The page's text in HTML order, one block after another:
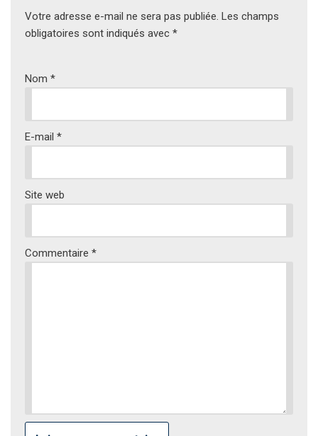
Votre adresse e-mail ne sera pas publiée. Les champs
obligatoires sont indiqués avec *
Nom *
E-mail *
Site web
Commentaire *